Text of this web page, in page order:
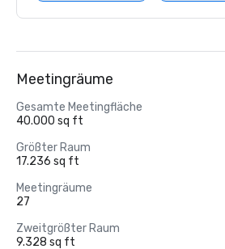
Meetingräume
Gesamte Meetingfläche
40.000 sq ft
Größter Raum
17.236 sq ft
Meetingräume
27
Zweitgrößter Raum
9.328 sq ft